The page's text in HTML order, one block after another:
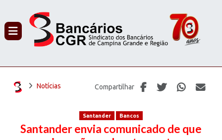
Notícias Compartilhar
Santander Bancos
Santander envia comunicado de que